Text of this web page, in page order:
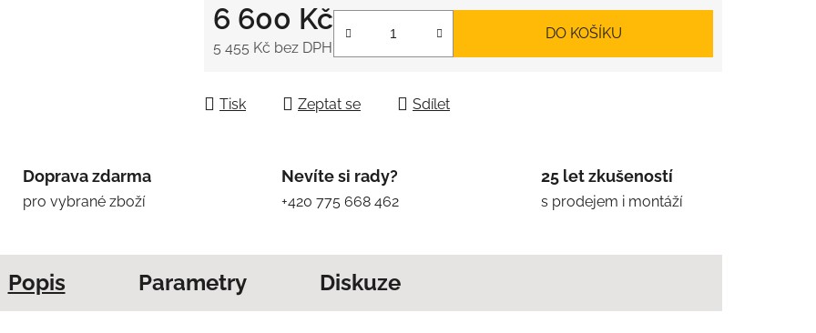
6 600 Kč
5 455 Kč bez DPH
DO KOŠÍKU
Tisk Zeptat se Sdílet
Doprava zdarma
pro vybrané zboží
Nevíte si rady?
+420 775 668 462
25 let zkušeností
s prodejem i montáží
Popis Parametry Diskuze